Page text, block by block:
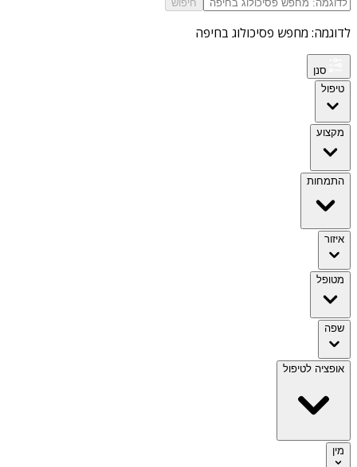
חיפוש
לדוגמה: מחפש פסיכולוג בחיפה
סנן
טיפול
מקצוע
התמחות
איזור
מטופל
שפה
אופציה לטיפול
מין